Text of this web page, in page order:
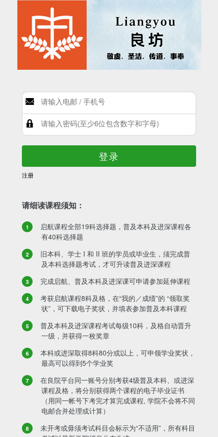
登录
注册
请细读课程须知：
启航课程全部19科选择题，普及本科及进深课程各
有40科选择题
旧本科、学士 I 和 II 班的学员或毕业生，须完成普
及本科选择题考试，才可升读普及进深课程
完成启航、普及本科及进深课可申请参加延伸课程
考获启航课程8科及格，在“我的／成绩”的 “领取奖
状”，可下载电子奖状，并填表参加普及本科课程
普及本科及进深课程考试每级10科，及格自动晋升
一级，并获得一枚奖章
本科或进深取得8科80分或以上，可申领学业奖状，
最高可以得到5个学业奖
在良院平台同一账号分别考获4级普及本科、或进深
课程及格，将分别获得两个课程的电子毕业证书
（用同一帐号下考完才算完成课程, 学院不会将不同
电邮合并处理或计算）
未开考或毋须考试科目会标示为“不适用”，所有科目